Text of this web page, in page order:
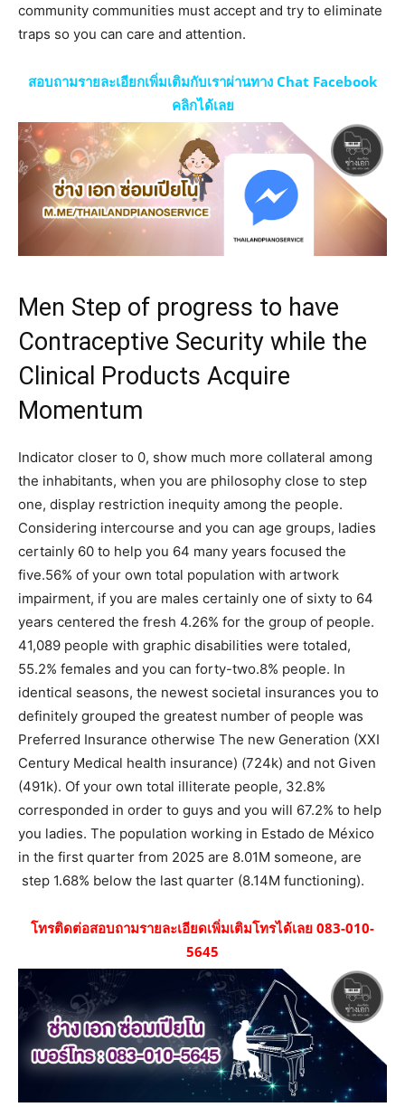
community communities must accept and try to eliminate
traps so you can care and attention.
สอบถามรายละเอียกเพิ่มเติมกับเราผ่านทาง Chat Facebook
คลิกได้เลย
Men Step of progress to have
Contraceptive Security while the
Clinical Products Acquire
Momentum
Indicator closer to 0, show much more collateral among
the inhabitants, when you are philosophy close to step
one, display restriction inequity among the people.
Considering intercourse and you can age groups, ladies
certainly 60 to help you 64 many years focused the
five.56% of your own total population with artwork
impairment, if you are males certainly one of sixty to 64
years centered the fresh 4.26% for the group of people.
41,089 people with graphic disabilities were totaled,
55.2% females and you can forty-two.8% people. In
identical seasons, the newest societal insurances you to
definitely grouped the greatest number of people was
Preferred Insurance otherwise The new Generation (XXI
Century Medical health insurance) (724k) and not Given
(491k). Of your own total illiterate people, 32.8%
corresponded in order to guys and you will 67.2% to help
you ladies. The population working in Estado de México
in the first quarter from 2025 are 8.01M someone, are
step 1.68% below the last quarter (8.14M functioning).
โทรติดต่อสอบถามรายละเอียดเพิ่มเติมโทรได้เลย 083-010-
5645